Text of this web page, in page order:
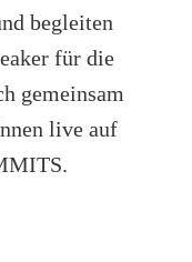
begleiten
für die
gemeinsam
live auf